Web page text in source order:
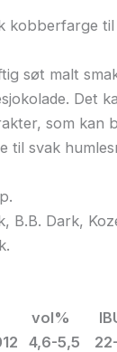
kobberfarge
søt malt
Det
som kan
til svak
B.B. Dark,
IBU
4,6-5,5